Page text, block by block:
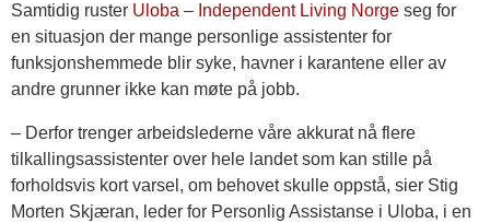
Samtidig ruster Uloba – Independent Living Norge seg for
en situasjon der mange personlige assistenter for
funksjonshemmede blir syke, havner i karantene eller av
andre grunner ikke kan møte på jobb.
– Derfor trenger arbeidslederne våre akkurat nå flere
tilkallingsassistenter over hele landet som kan stille på
forholdsvis kort varsel, om behovet skulle oppstå, sier Stig
Morten Skjæran, leder for Personlig Assistanse i Uloba, i en